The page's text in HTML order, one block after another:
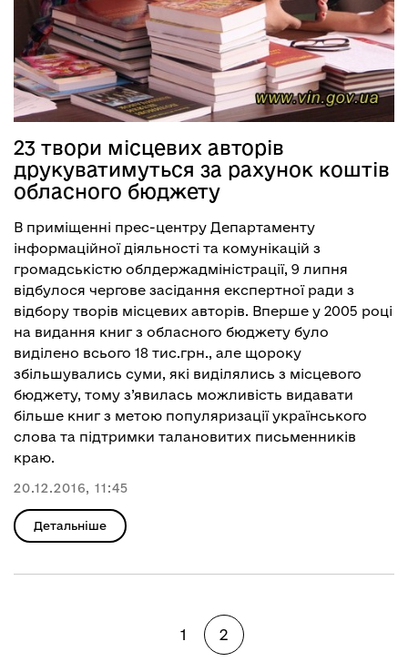
23 твори місцевих авторів
друкуватимуться за рахунок коштів
обласного бюджету
В приміщенні прес-центру Департаменту
інформаційної діяльності та комунікацій з
громадськістю облдержадміністрації, 9 липня
відбулося чергове засідання експертної ради з
відбору творів місцевих авторів. Вперше у 2005 році
на видання книг з обласного бюджету було
виділено всього 18 тис.грн., але щороку
збільшувались суми, які виділялись з місцевого
бюджету, тому з’явилась можливість видавати
більше книг з метою популяризації українського
слова та підтримки талановитих письменників
краю.
20.12.2016, 11:45
Детальніше
1 2